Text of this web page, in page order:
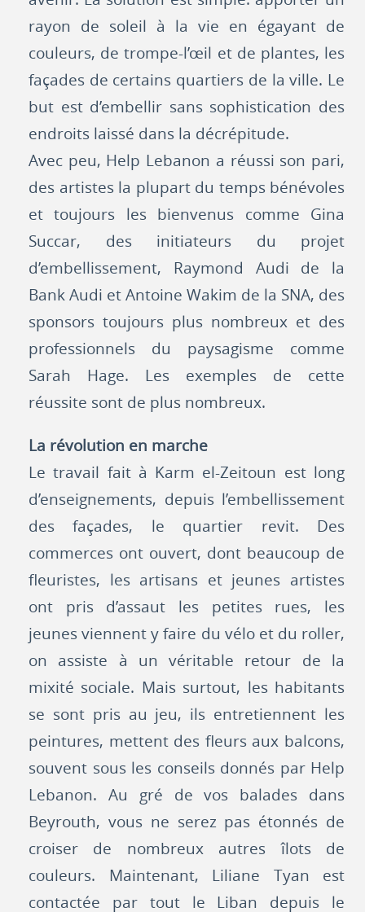
rayon de soleil à la vie en égayant de
couleurs, de trompe-l’œil et de plantes, les
façades de certains quartiers de la ville. Le
but est d’embellir sans sophistication des
endroits laissé dans la décrépitude.
Avec peu, Help Lebanon a réussi son pari,
des artistes la plupart du temps bénévoles
et toujours les bienvenus comme Gina
Succar, des initiateurs du projet
d’embellissement, Raymond Audi de la
Bank Audi et Antoine Wakim de la SNA, des
sponsors toujours plus nombreux et des
professionnels du paysagisme comme
Sarah Hage. Les exemples de cette
réussite sont de plus nombreux.
La révolution en marche
Le travail fait à Karm el-Zeitoun est long
d’enseignements, depuis l’embellissement
des façades, le quartier revit. Des
commerces ont ouvert, dont beaucoup de
fleuristes, les artisans et jeunes artistes
ont pris d’assaut les petites rues, les
jeunes viennent y faire du vélo et du roller,
on assiste à un véritable retour de la
mixité sociale. Mais surtout, les habitants
se sont pris au jeu, ils entretiennent les
peintures, mettent des fleurs aux balcons,
souvent sous les conseils donnés par Help
Lebanon. Au gré de vos balades dans
Beyrouth, vous ne serez pas étonnés de
croiser de nombreux autres îlots de
couleurs. Maintenant, Liliane Tyan est
contactée par tout le Liban depuis le